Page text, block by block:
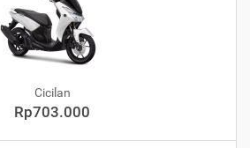
Cicilan
Rp703.000